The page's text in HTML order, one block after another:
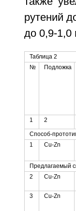
рутений
до 0,9-1,0
Таблица 2
№
Подложка
1 2
Способ-
1
Cu-Zn
Предлагаемый
2
Cu-Zn
3 Cu-Zn